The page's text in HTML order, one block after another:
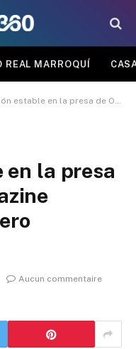
REAL MARROQUÍ
en la presa de Oued El Makhazine gracias al aliviadero automático
la presa
Aucun commentaire